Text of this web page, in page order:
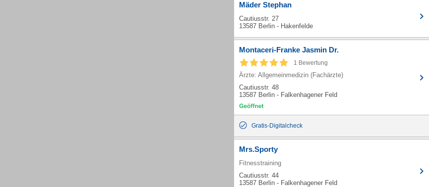
Mäder Stephan
Cautiusstr. 27
13587 Berlin - Hakenfelde
Montaceri-Franke Jasmin Dr.
1 Bewertung
Ärzte: Allgemeinmedizin (Fachärzte)
Cautiusstr. 48
13587 Berlin - Falkenhagener Feld
Gratis-Digitalcheck
Mrs.Sporty
Fitnesstraining
Cautiusstr. 44
13587 Berlin - Falkenhagener Feld